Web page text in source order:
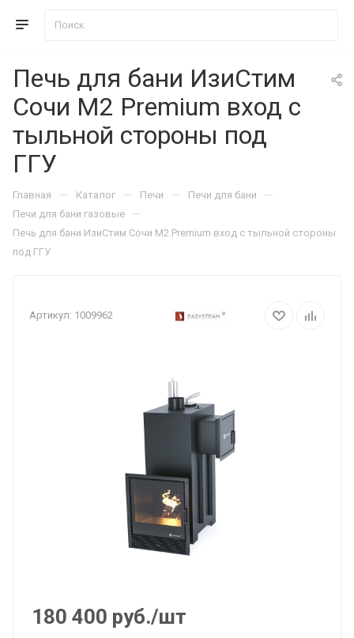
Печь для бани ИзиСтим
Сочи М2 Premium вход с
тыльной стороны под
ГГУ
Главная — Каталог — Печи — Печи для бани —
Печи для бани газовые —
Печь для бани ИзиСтим Сочи М2 Premium вход с тыльной стороны
под ГГУ
Артикул: 1009962
180 400 руб./шт